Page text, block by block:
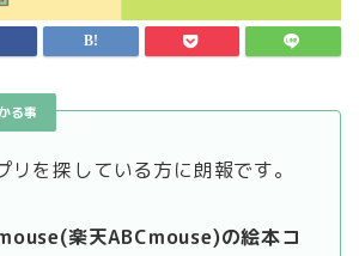
る事
リを探している方に朗報です。
楽天ABCmouse)の絵本コ